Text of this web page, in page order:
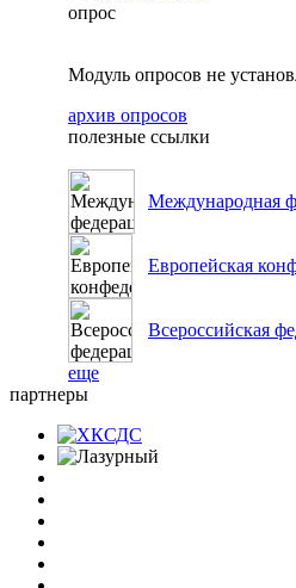
опрос
Модуль опросов не
архив опросов
полезные ссылки
Международная
Европейская
Всероссийская
еще
партнеры